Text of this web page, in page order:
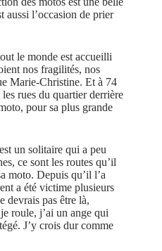
l’occasion de prier
le monde est accueilli
nos fragilités, nos
Marie-Christine. Et à 74
rues du quartier derrière
pour sa plus grande
un solitaire qui a peu
ce sont les routes qu’il
moto. Depuis qu’il l’a
a été victime plusieurs
devrais pas être là,
roule, j’ai un ange qui
J’y crois dur comme